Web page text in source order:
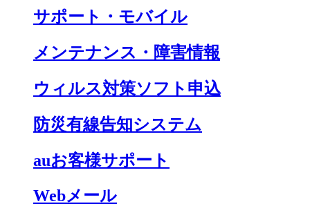
サポート・モバイル
メンテナンス・障害情報
ウィルス対策ソフト申込
防災有線告知システム
auお客様サポート
Webメール